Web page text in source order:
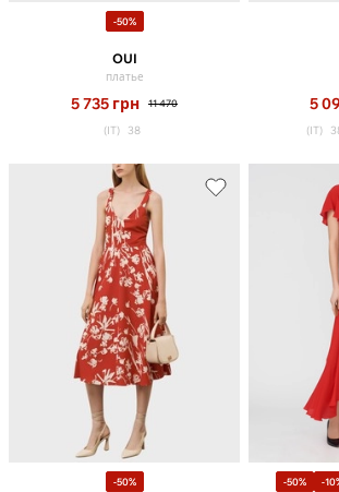
-50%
OUI
платье
5 735 грн 11 470
(IT) 38
5
(IT)
-50% -50% -